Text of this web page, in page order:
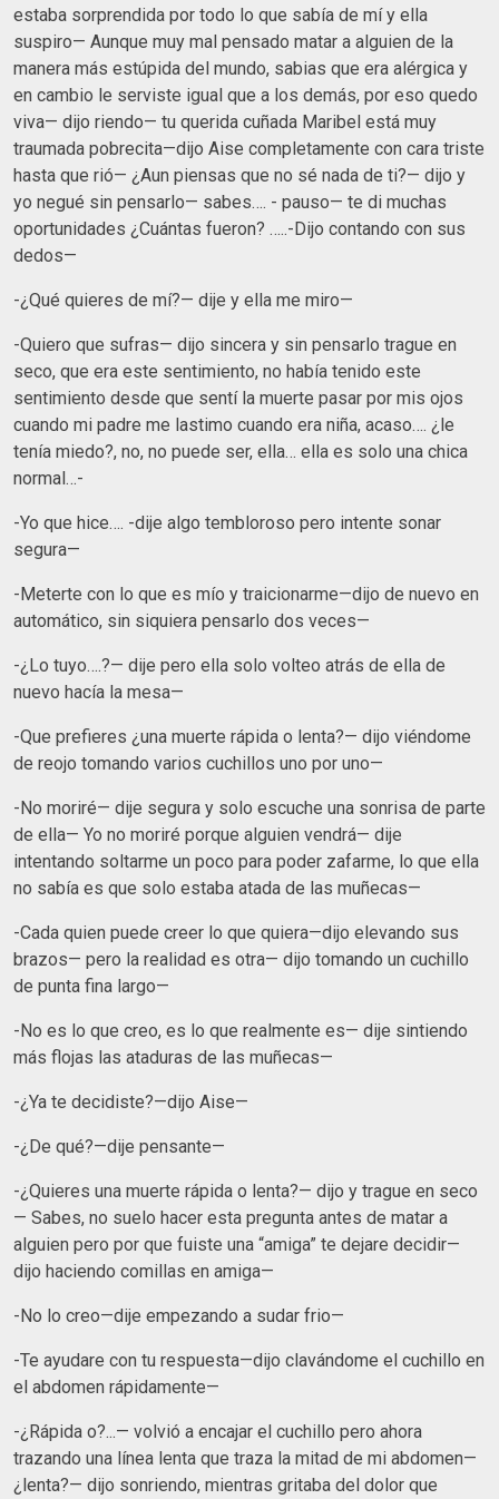
estaba sorprendida por todo lo que sabía de mí y ella
suspiro— Aunque muy mal pensado matar a alguien de la
manera más estúpida del mundo, sabias que era alérgica y
en cambio le serviste igual que a los demás, por eso quedo
viva— dijo riendo— tu querida cuñada Maribel está muy
traumada pobrecita—dijo Aise completamente con cara triste
hasta que rió— ¿Aun piensas que no sé nada de ti?— dijo y
yo negué sin pensarlo— sabes…. - pauso— te di muchas
oportunidades ¿Cuántas fueron? …..-Dijo contando con sus
dedos—
-¿Qué quieres de mí?— dije y ella me miro—
-Quiero que sufras— dijo sincera y sin pensarlo trague en
seco, que era este sentimiento, no había tenido este
sentimiento desde que sentí la muerte pasar por mis ojos
cuando mi padre me lastimo cuando era niña, acaso…. ¿le
tenía miedo?, no, no puede ser, ella… ella es solo una chica
normal…-
-Yo que hice…. -dije algo tembloroso pero intente sonar
segura—
-Meterte con lo que es mío y traicionarme—dijo de nuevo en
automático, sin siquiera pensarlo dos veces—
-¿Lo tuyo….?— dije pero ella solo volteo atrás de ella de
nuevo hacía la mesa—
-Que prefieres ¿una muerte rápida o lenta?— dijo viéndome
de reojo tomando varios cuchillos uno por uno—
-No moriré— dije segura y solo escuche una sonrisa de parte
de ella— Yo no moriré porque alguien vendrá— dije
intentando soltarme un poco para poder zafarme, lo que ella
no sabía es que solo estaba atada de las muñecas—
-Cada quien puede creer lo que quiera—dijo elevando sus
brazos— pero la realidad es otra— dijo tomando un cuchillo
de punta fina largo—
-No es lo que creo, es lo que realmente es— dije sintiendo
más flojas las ataduras de las muñecas—
-¿Ya te decidiste?—dijo Aise—
-¿De qué?—dije pensante—
-¿Quieres una muerte rápida o lenta?— dijo y trague en seco
— Sabes, no suelo hacer esta pregunta antes de matar a
alguien pero por que fuiste una “amiga” te dejare decidir—
dijo haciendo comillas en amiga—
-No lo creo—dije empezando a sudar frio—
-Te ayudare con tu respuesta—dijo clavándome el cuchillo en
el abdomen rápidamente—
-¿Rápida o?...— volvió a encajar el cuchillo pero ahora
trazando una línea lenta que traza la mitad de mi abdomen—
¿lenta?— dijo sonriendo, mientras gritaba del dolor que